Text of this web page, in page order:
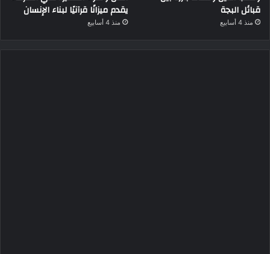
قبائل البجة
منذ 4 أسابيع
يقدم ميزانًا قرآنيًا لبناء الإنسان
منذ 4 أسابيع